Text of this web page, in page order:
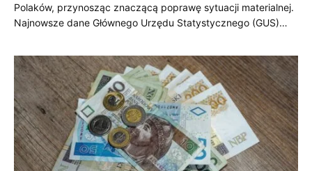
Polaków, przynosząc znaczącą poprawę sytuacji materialnej.
Najnowsze dane Głównego Urzędu Statystycznego (GUS)…